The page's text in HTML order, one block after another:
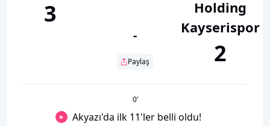
3
-
Paylaş
Holding
Kayserispor
2
0’
Akyazı'da ilk 11'ler belli oldu!